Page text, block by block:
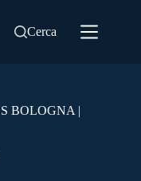
Cerca
BOLOGNA |